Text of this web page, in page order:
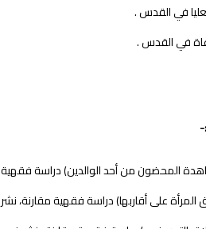
في القدس .
في القدس .
من أحد الوالدين) دراسة فقهية مقارنة- نشر
أقاربها) دراسة فقهية مقارنة، نشر في مجلة جامعة